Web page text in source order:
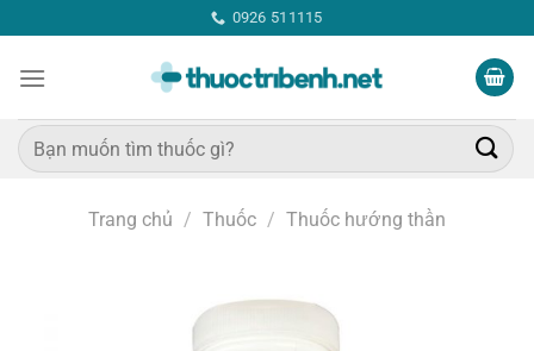
qua
nội
0926 511115
Tìm
kiếm:
Trang chủ / Thuốc / Thuốc hướng thần